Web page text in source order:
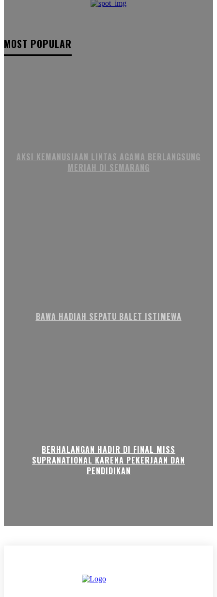
MOST POPULAR
AKSI KEMANUSIAAN LINTAS AGAMA BERLANGSUNG
MERIAH DI SEMARANG
BAWA HADIAH SEPATU BALET ISTIMEWA
BERHALANGAN HADIR DI FINAL MISS
SUPRANATIONAL KARENA PEKERJAAN DAN
PENDIDIKAN